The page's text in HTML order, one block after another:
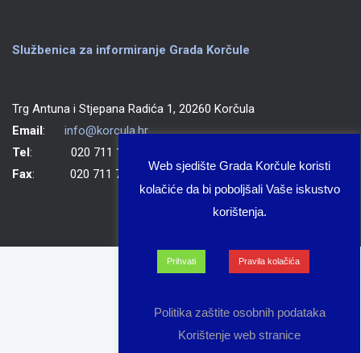
Službenica za informiranje Grada Korčule
Trg Antuna i Stjepana Radića 1, 20260 Korčula
Email: info@korcula.hr
Tel: 020 711 150
Fax: 020 711 702
Web sjedište Grada Korčule koristi
kolačiće da bi poboljšali Vaše iskustvo
korištenja.
Prihvati Pravila kolačića
Politika zaštite osobnih podataka
Korištenje web stranice